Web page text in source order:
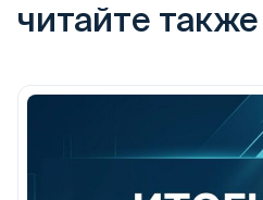
читайте также